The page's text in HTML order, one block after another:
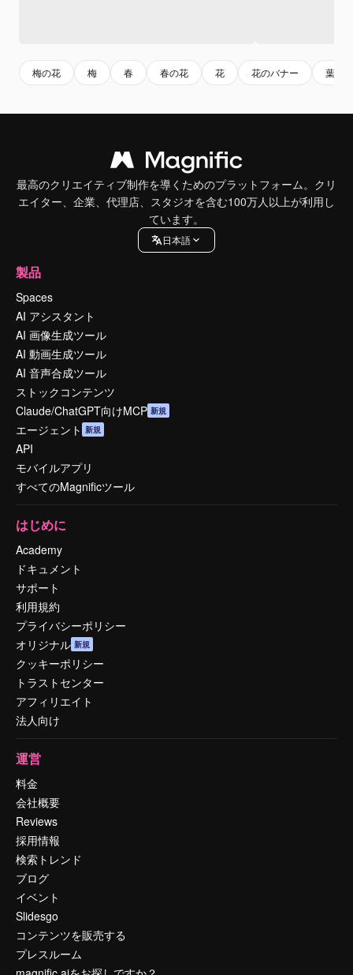
梅の花 梅 春 春の花 花 花のバナー 葉
最高のクリエイティブ制作を導くためのプラットフォーム。クリ
エイター、企業、代理店、スタジオを含む100万人以上が利用し
ています。
日本語
製品
Spaces
AI アシスタント
AI 画像生成ツール
AI 動画生成ツール
AI 音声合成ツール
ストックコンテンツ
Claude/ChatGPT向けMCP 新規
エージェント 新規
API
モバイルアプリ
すべてのMagnificツール
はじめに
Academy
ドキュメント
サポート
利用規約
プライバシーポリシー
オリジナル 新規
クッキーポリシー
トラストセンター
アフィリエイト
法人向け
運営
料金
会社概要
Reviews
採用情報
検索トレンド
ブログ
イベント
Slidesgo
コンテンツを販売する
プレスルーム